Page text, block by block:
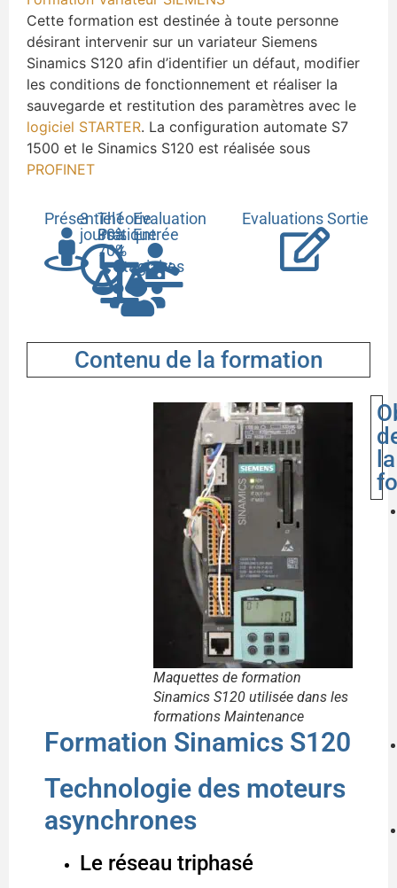
Cette formation est destinée à toute personne
désirant intervenir sur un variateur Siemens
Sinamics S120 afin d’identifier un défaut, modifier
les conditions de fonctionnement et réaliser la
sauvegarde et restitution des paramètres avec le
logiciel STARTER. La configuration automate S7
1500 et le Sinamics S120 est réalisée sous
PROFINET
Présentiel
3
jours
Théorie
30%
Pratique
70%
1
à
4
stagiaires
Evaluation
Entrée
Evaluations Sortie
Contenu de la formation
Maquettes de formation
Sinamics S120 utilisée dans les
formations Maintenance
Formation Sinamics S120
Technologie des moteurs
asynchrones
Le réseau triphasé
la